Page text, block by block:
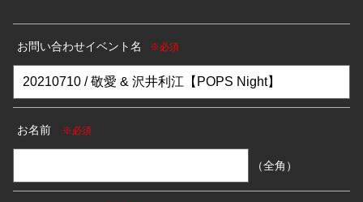
お問い合わせイベント名 ※必須
お名前 ※必須
（全角）